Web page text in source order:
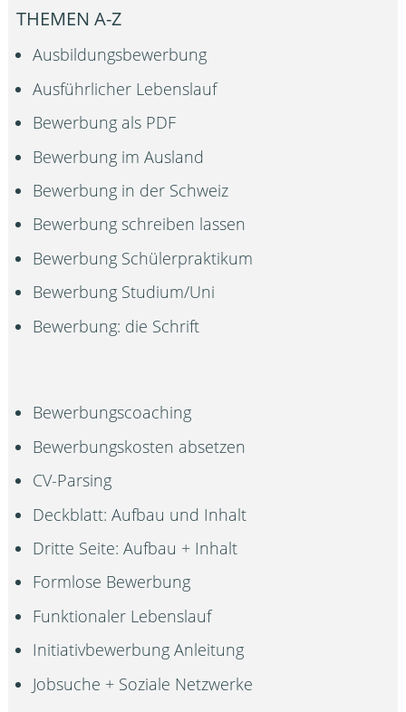
THEMEN A-Z
Ausbildungsbewerbung
Ausführlicher Lebenslauf
Bewerbung als PDF
Bewerbung im Ausland
Bewerbung in der Schweiz
Bewerbung schreiben lassen
Bewerbung Schülerpraktikum
Bewerbung Studium/Uni
Bewerbung: die Schrift
Bewerbungscoaching
Bewerbungskosten absetzen
CV-Parsing
Deckblatt: Aufbau und Inhalt
Dritte Seite: Aufbau + Inhalt
Formlose Bewerbung
Funktionaler Lebenslauf
Initiativbewerbung Anleitung
Jobsuche + Soziale Netzwerke